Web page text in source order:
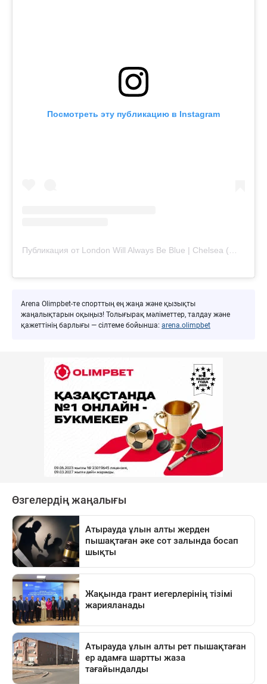
Посмотреть эту публикацию в Instagram
Arena Olimpbet-те спорттың ең жаңа және қызықты
жаңалықтарын оқыңыз! Толығырақ мәліметтер, талдау және
қажеттінің барлығы — сілтеме бойынша: arena.olimpbet